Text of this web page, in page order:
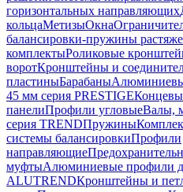
горизонтальных направляющих
кольцаМетизыОкна
балансировки-пружины
комплектыРоликовые
воротКронштейны и
пластиныБарабаны
45 мм серия PRESTIGE
панелиПрофили угловыеВалы,
серия TRENDПружины
системы балансировкиПрофили
направляющие
муфтыАлюминиевые профили
ALUTRENDКронштейны и